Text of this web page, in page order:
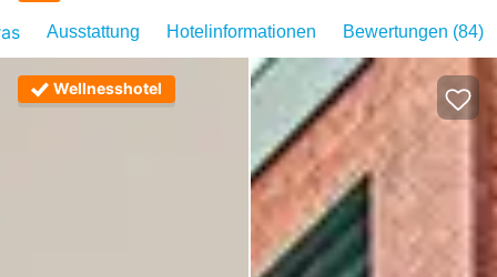
Ausstattung Hotelinformationen Bewertungen (84)
Wellnesshotel